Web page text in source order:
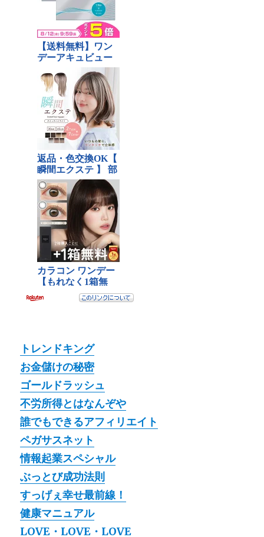
トレンドキング
お金儲けの秘密
ゴールドラッシュ
不労所得とはなんぞや
誰でもできるアフィリエイト
ペガサスネット
情報起業スペシャル
ぶっとび成功法則
すっげぇ幸せ最前線！
健康マニュアル
LOVE・LOVE・LOVE